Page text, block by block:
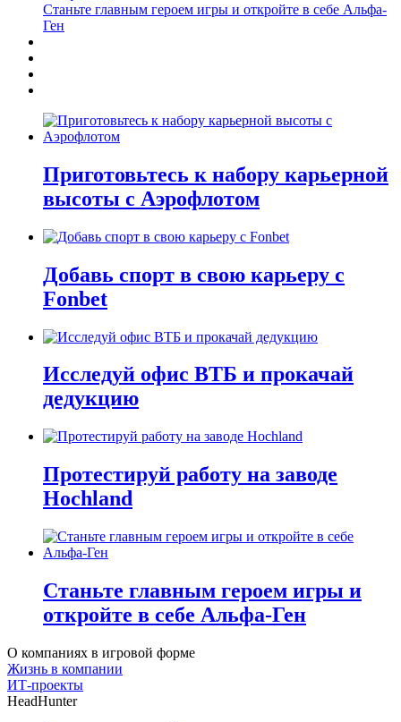
Станьте главным героем игры и откройте в себе Альфа-
Ген
Приготовьтесь к набору карьерной
высоты с Аэрофлотом
Добавь спорт в свою карьеру с
Fonbet
Исследуй офис ВТБ и прокачай
дедукцию
Протестируй работу на заводе
Hochland
Станьте главным героем игры и
откройте в себе Альфа-Ген
О компаниях в игровой форме
Жизнь в компании
ИТ-проекты
HeadHunter